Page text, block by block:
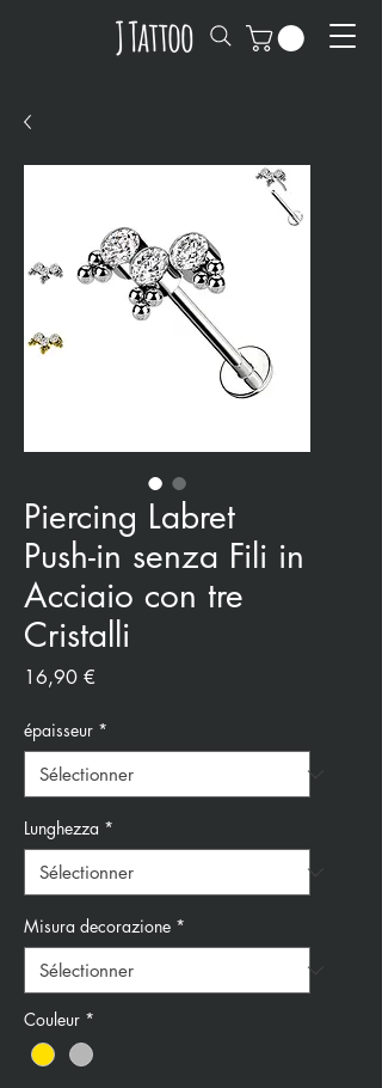
Piercing Labret
Push-in senza Fili in
Acciaio con tre
Cristalli
16,90 €
épaisseur *
Lunghezza *
Misura decorazione *
Couleur *